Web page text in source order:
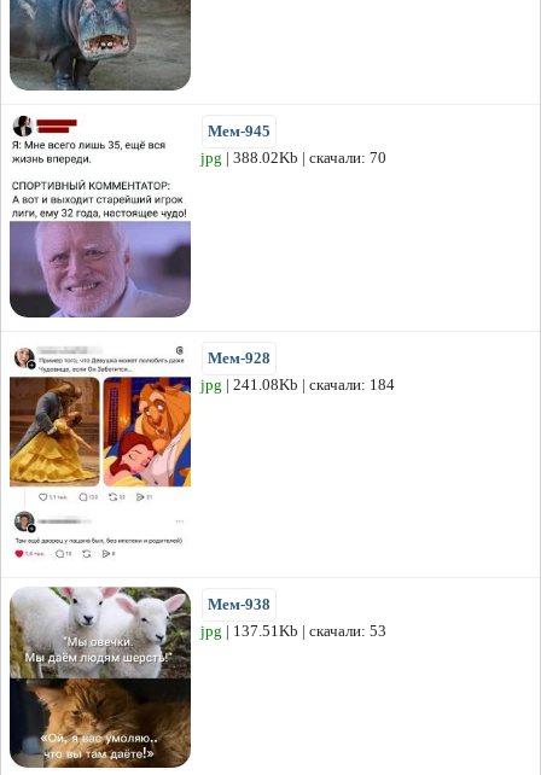
Мем-945
jpg | 388.02Kb | скачали: 70
Мем-928
jpg | 241.08Kb | скачали: 184
Мем-938
jpg | 137.51Kb | скачали: 53